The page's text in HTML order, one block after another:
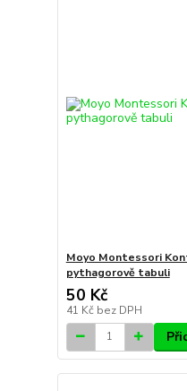
Moyo Montessori
pythagorově tabuli
50 Kč
41 Kč bez DPH